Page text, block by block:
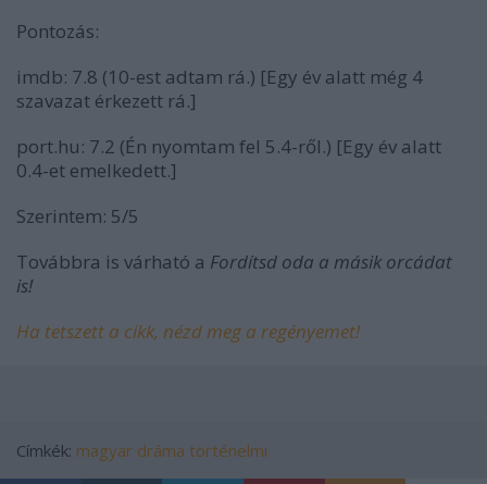
Pontozás:
imdb: 7.8 (10-est adtam rá.) [Egy év alatt még 4
szavazat érkezett rá.]
port.hu: 7.2 (Én nyomtam fel 5.4-ről.) [Egy év alatt
0.4-et emelkedett.]
Szerintem: 5/5
Továbbra is várható a Fordítsd oda a másik orcádat
is!
Ha tetszett a cikk, nézd meg a regényemet!
Címkék: magyar dráma történelmi